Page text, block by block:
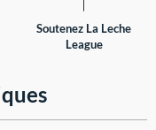
Soutenez La Leche
League